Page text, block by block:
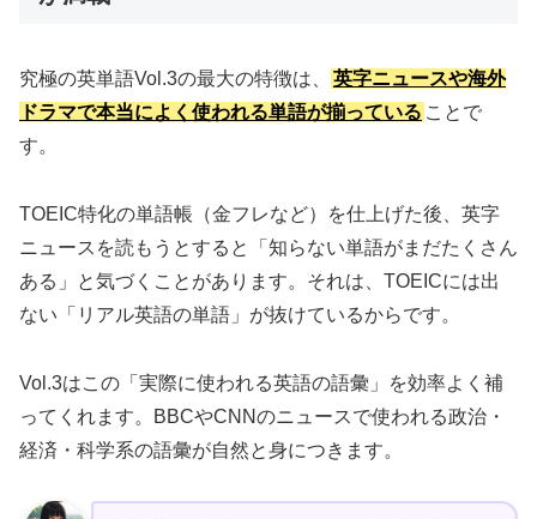
究極の英単語Vol.3の最大の特徴は、
英字ニュースや海外
ドラマで本当によく使われる単語が揃っている ことで
す。
TOEIC特化の単語帳（金フレなど）を仕上げた後、英字
ニュースを読もうとすると「知らない単語がまだたくさん
ある」と気づくことがあります。それは、TOEICには出
ない「リアル英語の単語」が抜けているからです。
Vol.3はこの「実際に使われる英語の語彙」を効率よく補
ってくれます。BBCやCNNのニュースで使われる政治・
経済・科学系の語彙が自然と身につきます。